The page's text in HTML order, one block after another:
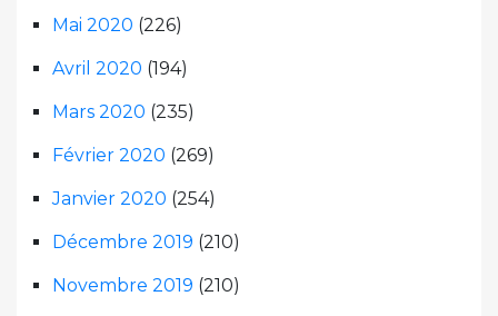
Mai 2020 (226)
Avril 2020 (194)
Mars 2020 (235)
Février 2020 (269)
Janvier 2020 (254)
Décembre 2019 (210)
Novembre 2019 (210)